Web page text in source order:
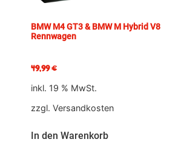
BMW M4 GT3 & BMW M Hybrid V8
Rennwagen
49,99€
inkl. 19 % MwSt.
zzgl.Versandkosten
In den Warenkorb